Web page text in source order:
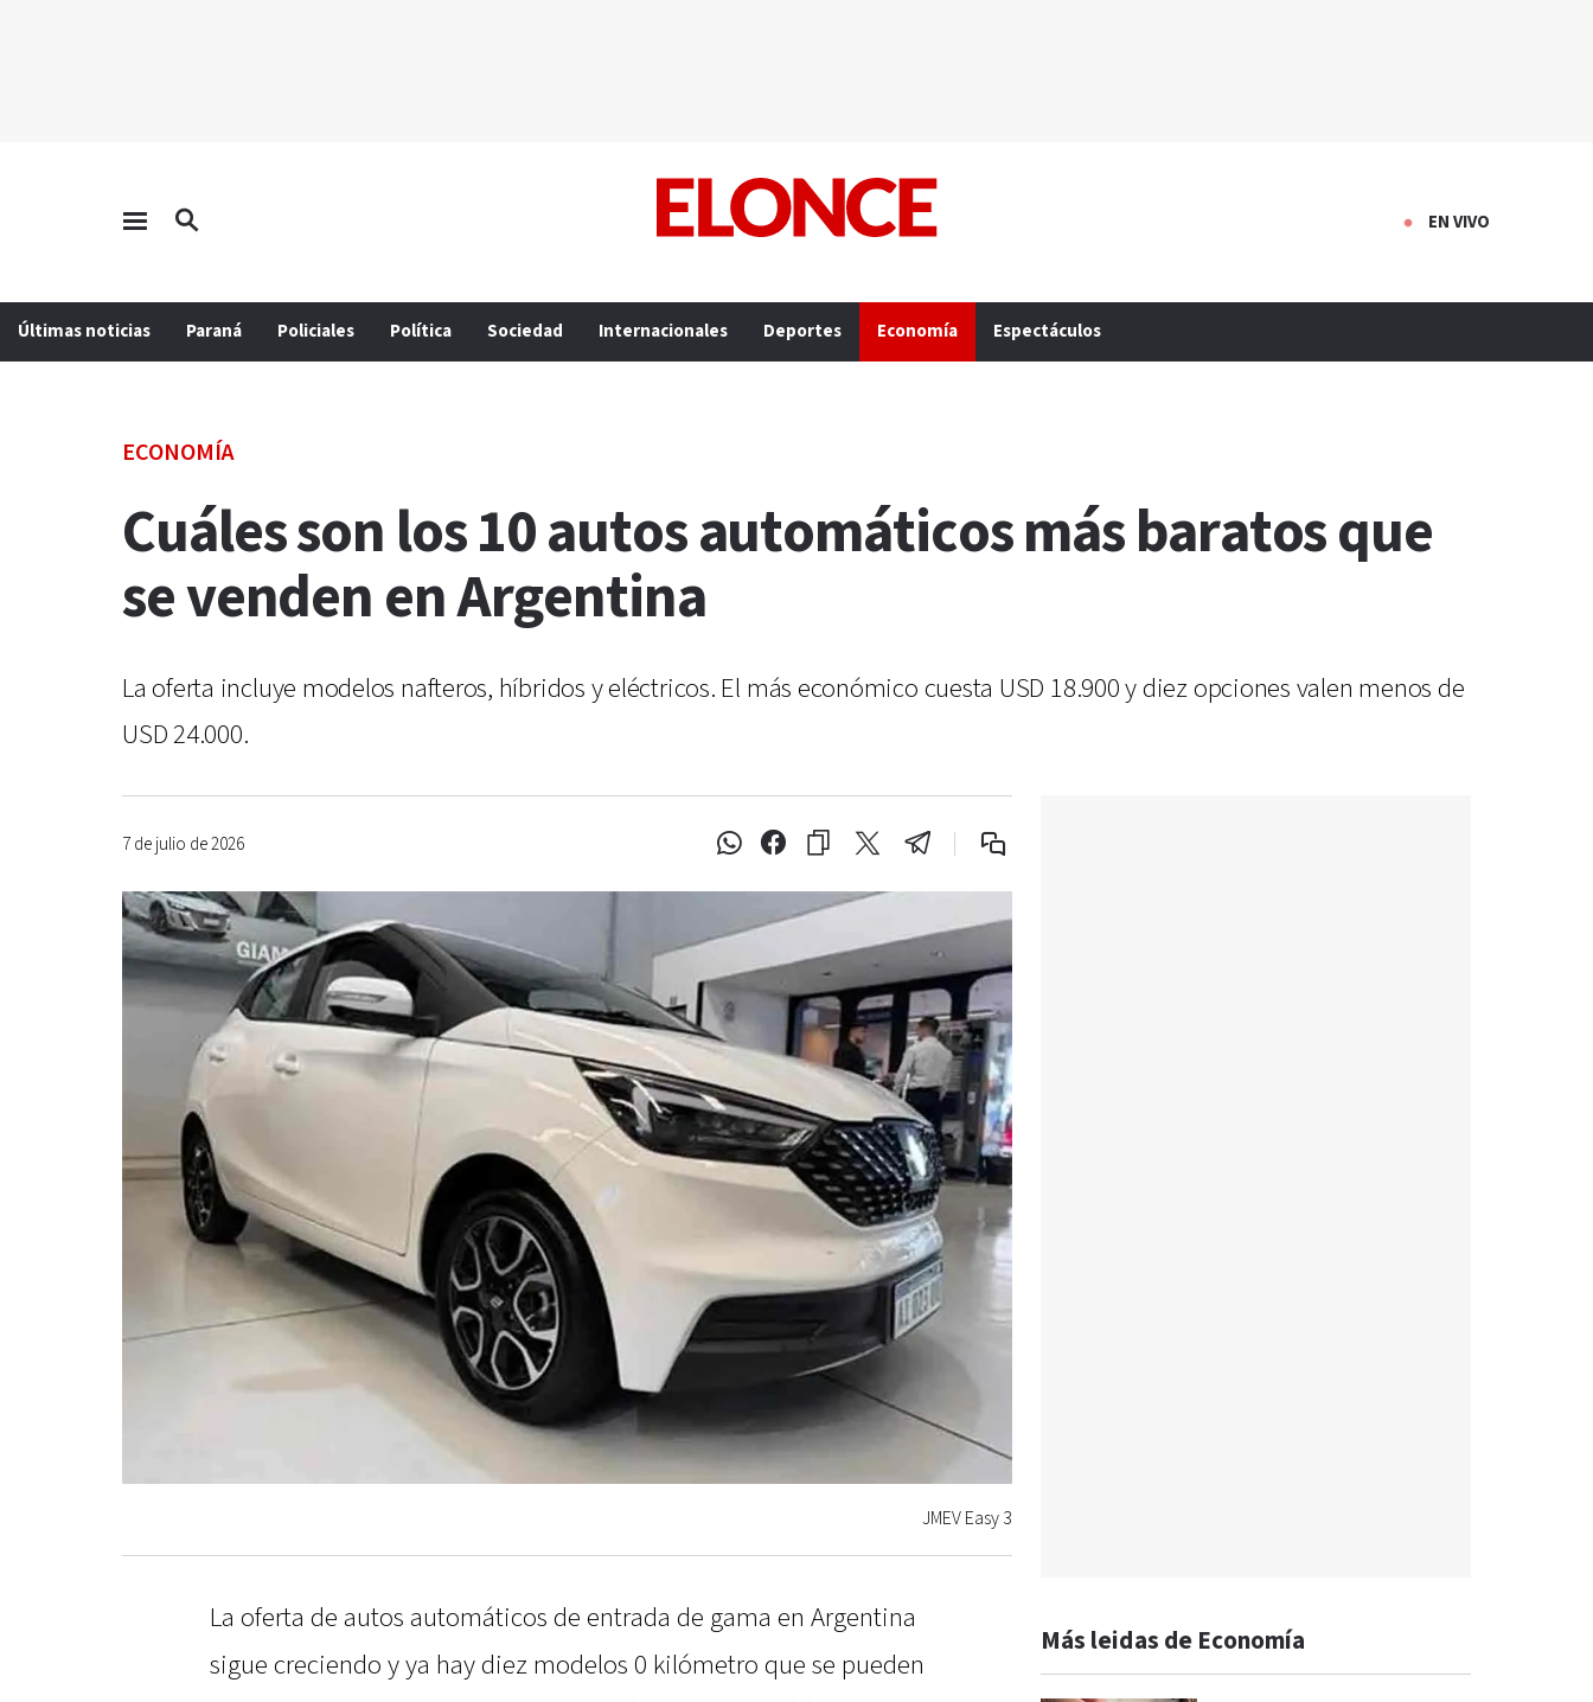
EN VIVO
Últimas noticias Paraná Policiales Política Sociedad Internacionales Deportes Economía Espectáculos
ECONOMÍA
Cuáles son los 10 autos automáticos más baratos que
se venden en Argentina
La oferta incluye modelos nafteros, híbridos y eléctricos. El más económico cuesta USD 18.900 y diez opciones valen menos de
USD 24.000.
7 de julio de 2026
JMEV Easy 3
La oferta de autos automáticos de entrada de gama en Argentina
sigue creciendo y ya hay diez modelos 0 kilómetro que se pueden
Más leidas de Economía